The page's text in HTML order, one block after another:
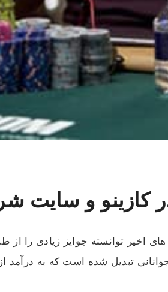
و سایت
توانسته جوایز زیادی را از
تبدیل شده است که به درآمد